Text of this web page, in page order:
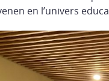
en l’univers